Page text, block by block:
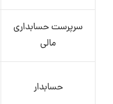
سرپرست حسابداری
مالی
حسابدار